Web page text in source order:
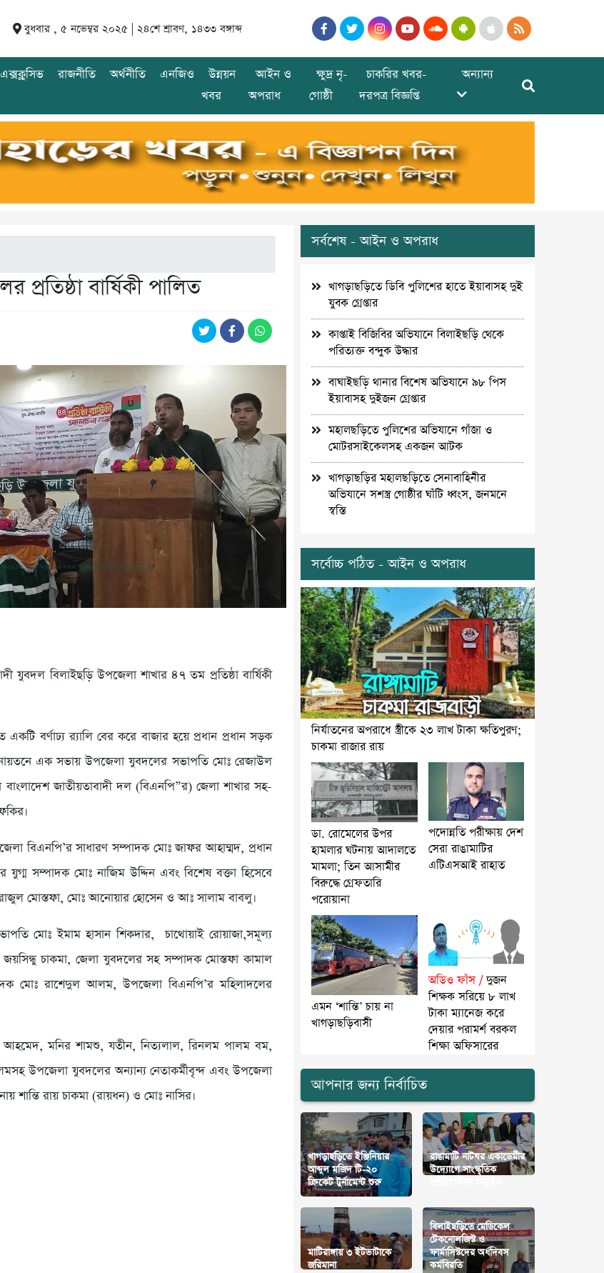
বুধবার , ৫ নভেম্বর ২০২৫ | ২৪শে শ্রাবণ, ১৪৩৩ বঙ্গাব্দ
এক্সক্লুসিভ রাজনীতি অর্থনীতি এনজিও
উন্নয়ন
খবর
আইন ও
অপরাধ
ক্ষুদ্র নৃ-
গোষ্ঠী
চাকরির খবর-
দরপত্র বিজ্ঞপ্তি
অন্যান্য
বার্ষিকী পালিত
যুবদল বিলাইছড়ি উপজেলা শাখার ৪৭ তম প্রতিষ্ঠা বার্ষিকী
বর্ণাঢ্য র‍্যালি বের করে বাজার হয়ে প্রধান প্রধান সড়ক
এক সভায় উপজেলা যুবদলের সভাপতি মোঃ রেজাউল
বাংলাদেশ জাতীয়তাবাদী দল (বিএনপি”র) জেলা শাখার সহ-
বিএনপি’র সাধারণ সম্পাদক মোঃ জাফর আহাম্মদ, প্রধান
যুগ্ম সম্পাদক মোঃ নাজিম উদ্দিন এবং বিশেষ বক্তা হিসেবে
মোস্তফা, মোঃ আনোয়ার হোসেন ও আঃ সালাম বাবলু।
মোঃ ইমাম হাসান শিকদার, চাথোয়াই রোয়াজা,সমূল্য
চাকমা, জেলা যুবদলের সহ সম্পাদক মোস্তফা কামাল
মোঃ রাশেদুল আলম, উপজেলা বিএনপি’র মহিলাদলের
মনির শামশু, যতীন, নিত্যলাল, রিনলম পালম বম,
উপজেলা যুবদলের অন্যান্য নেতাকর্মীবৃন্দ এবং উপজেলা
শান্তি রায় চাকমা (রায়ধন) ও মোঃ নাসির।
সর্বশেষ - আইন ও অপরাধ
খাগড়াছড়িতে ডিবি পুলিশের হাতে ইয়াবাসহ দুই
যুবক গ্রেপ্তার
কাপ্তাই বিজিবির অভিযানে বিলাইছড়ি থেকে
পরিত্যক্ত বন্দুক উদ্ধার
বাঘাইছড়ি থানার বিশেষ অভিযানে ৯৮ পিস
ইয়াবাসহ দুইজন গ্রেপ্তার
মহালছড়িতে পুলিশের অভিযানে গাঁজা ও
মোটরসাইকেলসহ একজন আটক
খাগড়াছড়ির মহালছড়িতে সেনাবাহিনীর
অভিযানে সশস্ত্র গোষ্ঠীর ঘাঁটি ধ্বংস, জনমনে
স্বস্তি
সর্বোচ্চ পঠিত - আইন ও অপরাধ
নির্যাতনের অপরাধে স্ত্রীকে ২৩ লাখ টাকা ক্ষতিপুরণ;
চাকমা রাজার রায়
ডা. রোমেলের উপর
হামলার ঘটনায় আদালতে
মামলা; তিন আসামীর
বিরুদ্ধে গ্রেফতারি
পরোয়ানা
পদোন্নতি পরীক্ষায় দেশ
সেরা রাঙামাটির
এটিএসআই রাহাত
এমন ‘শান্তি’ চায় না
খাগড়াছড়িবাসী
অডিও ফাঁস /দুজন
শিক্ষক সরিয়ে ৮ লাখ
টাকা ম্যানেজ করে
দেয়ার পরামর্শ বরকল
শিক্ষা অফিসারের
আপনার জন্য নির্বাচিত
খাগড়াছড়িতে ইঞ্জিনিয়ার
আব্দুল মজিদ টি-২০
ক্রিকেট টুর্নামেন্ট শুরু
রাঙামাটি নাটঘর একাডেমীর
উদ্যোগে সাংস্কৃতিক
মাটিরাঙ্গায় ৩ ইটভাটাকে
জরিমানা
বিলাইছড়িতে মেডিকেল
টেকনোলজিস্ট ও
ফার্মাসিস্টদের অর্ধদিবস
কর্মবিরতি